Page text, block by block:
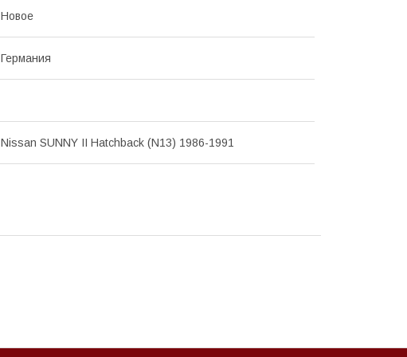
Новое
Германия
Nissan SUNNY II Hatchback (N13) 1986-1991